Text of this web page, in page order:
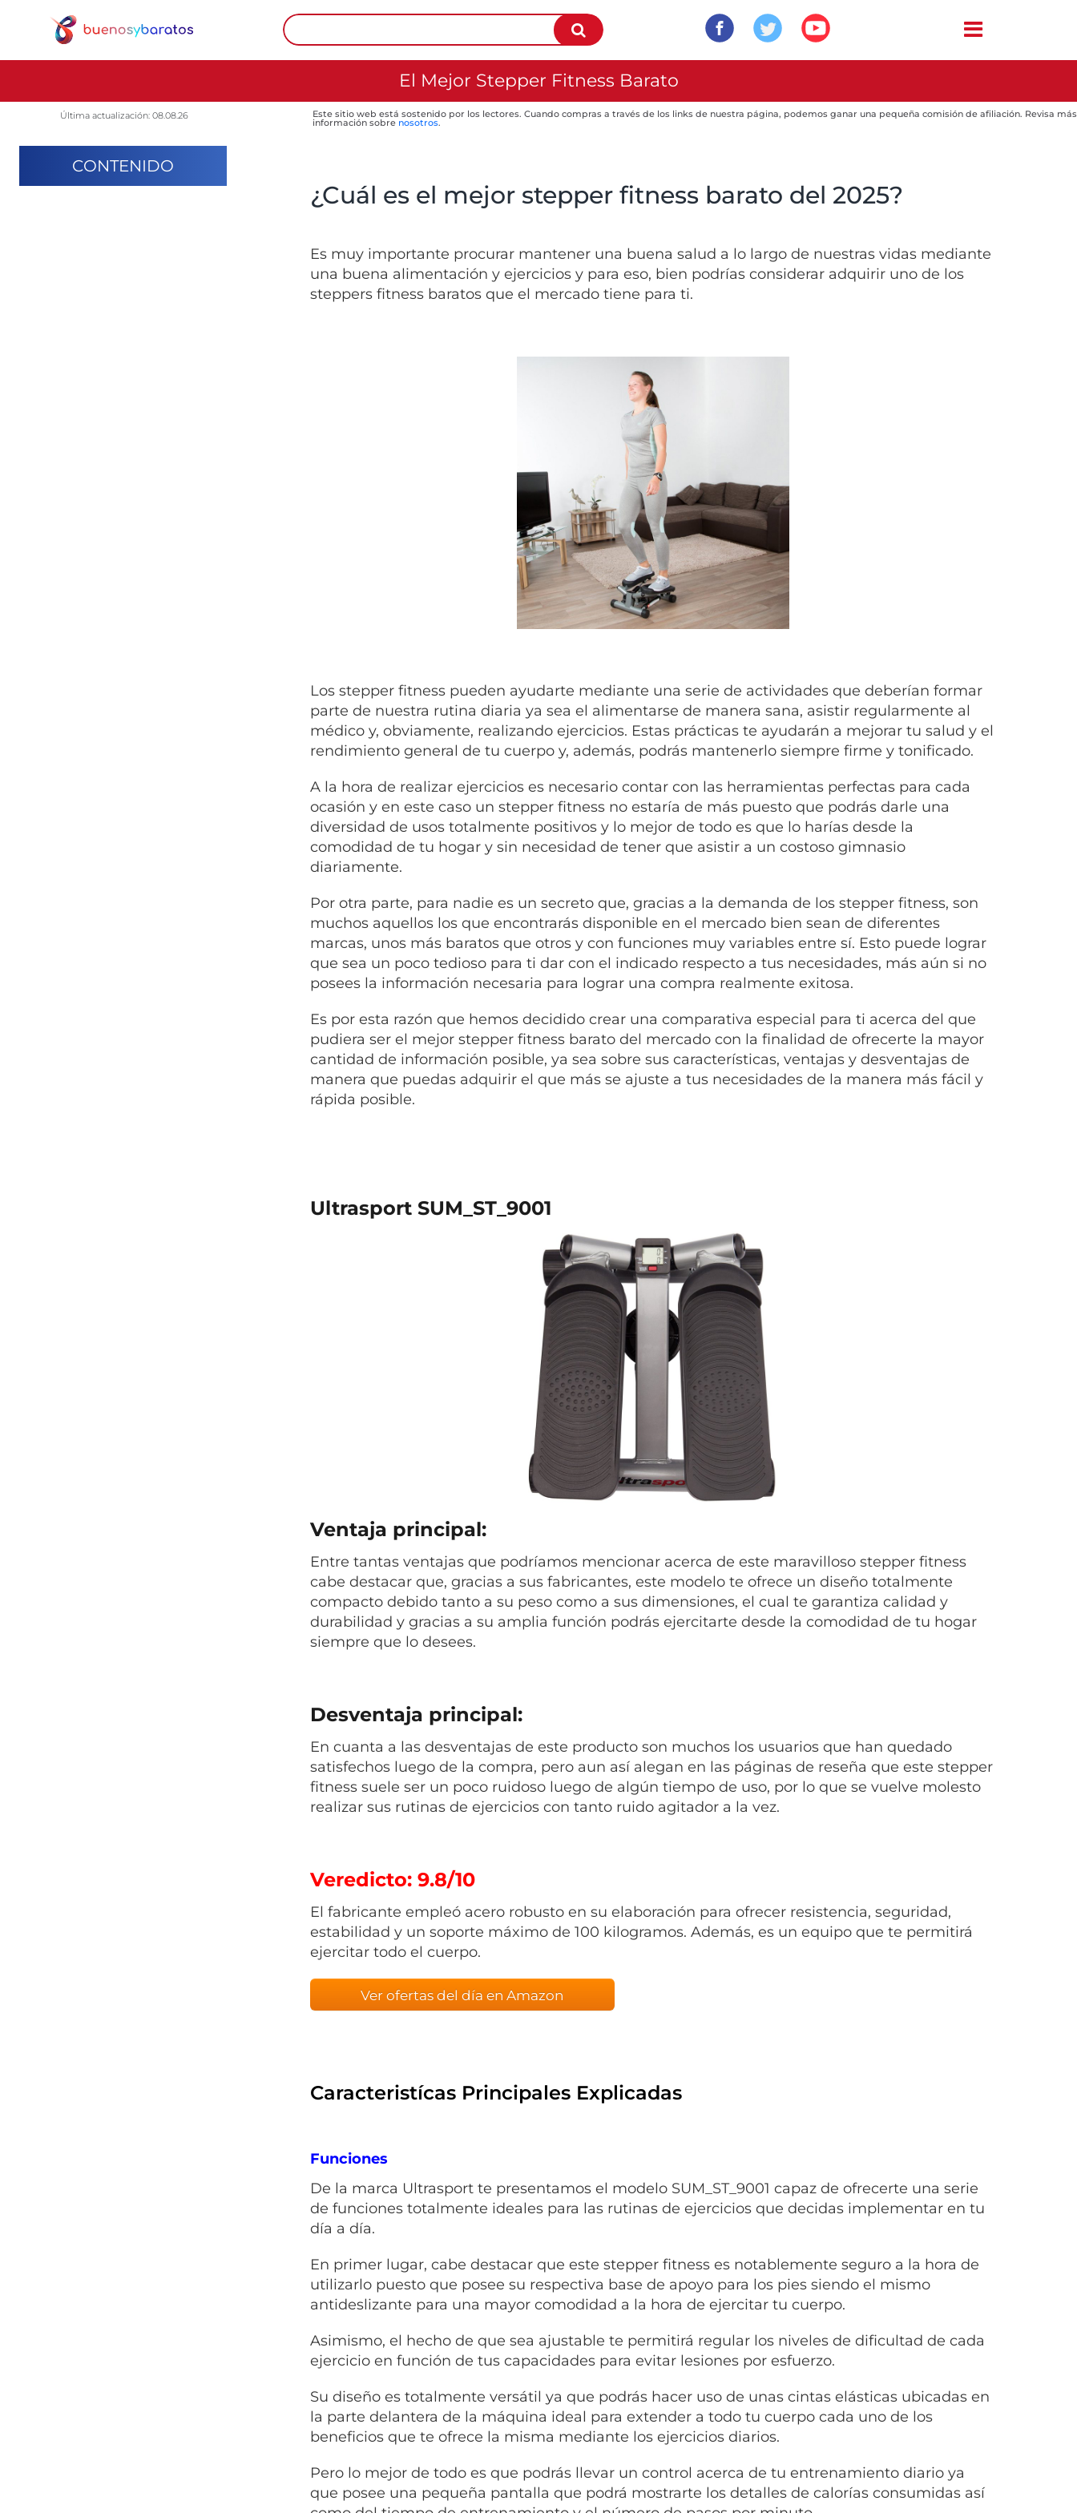
El Mejor Stepper Fitness Barato
Última actualización: 08.08.26 Este sitio web está sostenido por los lectores. Cuando compras a través de los links de nuestra página, podemos ganar una pequeña comisión de afiliación. Revisa más
información sobre nosotros.
CONTENIDO
¿Cuál es el mejor stepper fitness barato del 2025?
Es muy importante procurar mantener una buena salud a lo largo de nuestras vidas mediante
una buena alimentación y ejercicios y para eso, bien podrías considerar adquirir uno de los
steppers fitness baratos que el mercado tiene para ti.
Los stepper fitness pueden ayudarte mediante una serie de actividades que deberían formar
parte de nuestra rutina diaria ya sea el alimentarse de manera sana, asistir regularmente al
médico y, obviamente, realizando ejercicios. Estas prácticas te ayudarán a mejorar tu salud y el
rendimiento general de tu cuerpo y, además, podrás mantenerlo siempre firme y tonificado.
A la hora de realizar ejercicios es necesario contar con las herramientas perfectas para cada
ocasión y en este caso un stepper fitness no estaría de más puesto que podrás darle una
diversidad de usos totalmente positivos y lo mejor de todo es que lo harías desde la
comodidad de tu hogar y sin necesidad de tener que asistir a un costoso gimnasio
diariamente.
Por otra parte, para nadie es un secreto que, gracias a la demanda de los stepper fitness, son
muchos aquellos los que encontrarás disponible en el mercado bien sean de diferentes
marcas, unos más baratos que otros y con funciones muy variables entre sí. Esto puede lograr
que sea un poco tedioso para ti dar con el indicado respecto a tus necesidades, más aún si no
posees la información necesaria para lograr una compra realmente exitosa.
Es por esta razón que hemos decidido crear una comparativa especial para ti acerca del que
pudiera ser el mejor stepper fitness barato del mercado con la finalidad de ofrecerte la mayor
cantidad de información posible, ya sea sobre sus características, ventajas y desventajas de
manera que puedas adquirir el que más se ajuste a tus necesidades de la manera más fácil y
rápida posible.
Ultrasport SUM_ST_9001
Ventaja principal:
Entre tantas ventajas que podríamos mencionar acerca de este maravilloso stepper fitness
cabe destacar que, gracias a sus fabricantes, este modelo te ofrece un diseño totalmente
compacto debido tanto a su peso como a sus dimensiones, el cual te garantiza calidad y
durabilidad y gracias a su amplia función podrás ejercitarte desde la comodidad de tu hogar
siempre que lo desees.
Desventaja principal:
En cuanta a las desventajas de este producto son muchos los usuarios que han quedado
satisfechos luego de la compra, pero aun así alegan en las páginas de reseña que este stepper
fitness suele ser un poco ruidoso luego de algún tiempo de uso, por lo que se vuelve molesto
realizar sus rutinas de ejercicios con tanto ruido agitador a la vez.
Veredicto: 9.8/10
El fabricante empleó acero robusto en su elaboración para ofrecer resistencia, seguridad,
estabilidad y un soporte máximo de 100 kilogramos. Además, es un equipo que te permitirá
ejercitar todo el cuerpo.
Ver ofertas del día en Amazon
Caracteristícas Principales Explicadas
Funciones
De la marca Ultrasport te presentamos el modelo SUM_ST_9001 capaz de ofrecerte una serie
de funciones totalmente ideales para las rutinas de ejercicios que decidas implementar en tu
día a día.
En primer lugar, cabe destacar que este stepper fitness es notablemente seguro a la hora de
utilizarlo puesto que posee su respectiva base de apoyo para los pies siendo el mismo
antideslizante para una mayor comodidad a la hora de ejercitar tu cuerpo.
Asimismo, el hecho de que sea ajustable te permitirá regular los niveles de dificultad de cada
ejercicio en función de tus capacidades para evitar lesiones por esfuerzo.
Su diseño es totalmente versátil ya que podrás hacer uso de unas cintas elásticas ubicadas en
la parte delantera de la máquina ideal para extender a todo tu cuerpo cada uno de los
beneficios que te ofrece la misma mediante los ejercicios diarios.
Pero lo mejor de todo es que podrás llevar un control acerca de tu entrenamiento diario ya
que posee una pequeña pantalla que podrá mostrarte los detalles de calorías consumidas así